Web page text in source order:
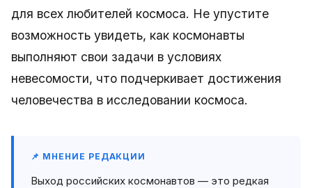
для всех любителей космоса. Не упустите
возможность увидеть, как космонавты
выполняют свои задачи в условиях
невесомости, что подчеркивает достижения
человечества в исследовании космоса.
📌 МНЕНИЕ РЕДАКЦИИ
Выход российских космонавтов — это редкая